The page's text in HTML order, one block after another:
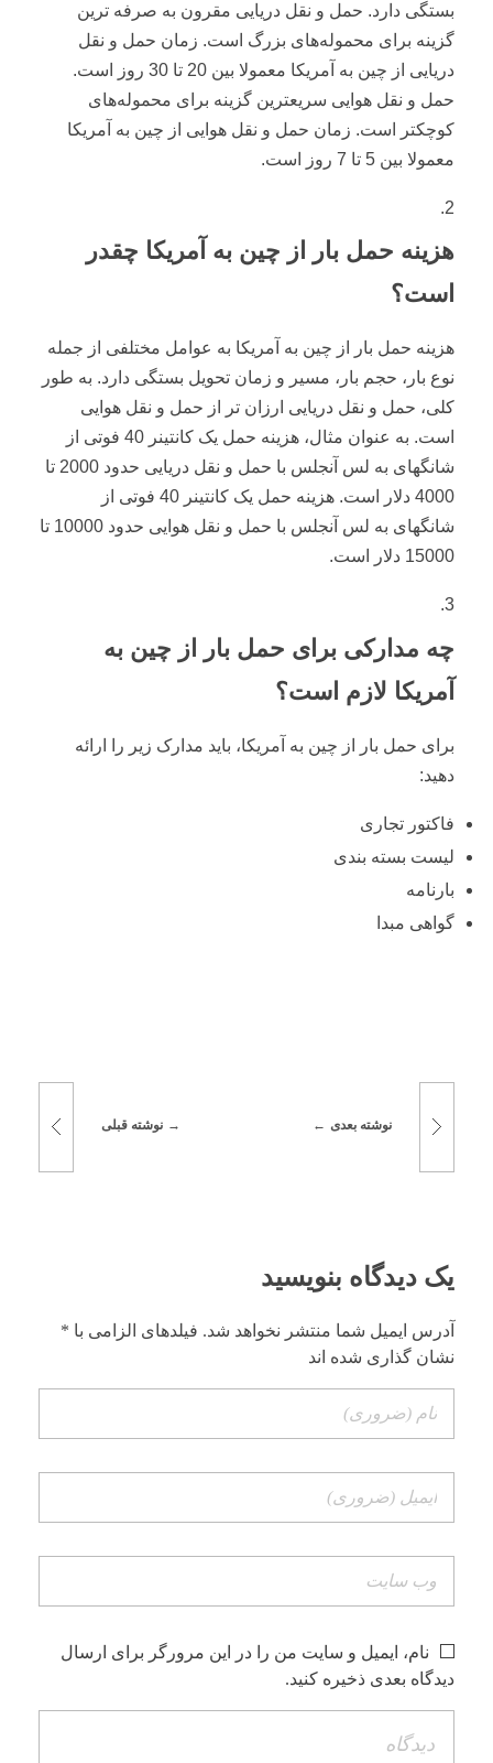
بستگی دارد. حمل و نقل دریایی مقرون به صرفه ترین
گزینه برای محموله‌های بزرگ است. زمان حمل و نقل
دریایی از چین به آمریکا معمولا بین 20 تا 30 روز است.
حمل و نقل هوایی سریعترین گزینه برای محموله‌های
کوچکتر است. زمان حمل و نقل هوایی از چین به آمریکا
معمولا بین 5 تا 7 روز است.
هزینه حمل بار از چین به آمریکا چقدر
است؟
هزینه حمل بار از چین به آمریکا به عوامل مختلفی از جمله
نوع بار، حجم بار، مسیر و زمان تحویل بستگی دارد. به طور
کلی، حمل و نقل دریایی ارزان تر از حمل و نقل هوایی
است. به عنوان مثال، هزینه حمل یک کانتینر 40 فوتی از
شانگهای به لس آنجلس با حمل و نقل دریایی حدود 2000 تا
4000 دلار است. هزینه حمل یک کانتینر 40 فوتی از
شانگهای به لس آنجلس با حمل و نقل هوایی حدود 10000 تا
15000 دلار است.
چه مدارکی برای حمل بار از چین به
آمریکا لازم است؟
برای حمل بار از چین به آمریکا، باید مدارک زیر را ارائه
دهید:
فاکتور تجاری
لیست بسته بندی
بارنامه
گواهی مبدا
نوشته قبلی نوشته بعدی
یک دیدگاه بنویسید
آدرس ایمیل شما منتشر نخواهد شد. فیلدهای الزامی با *
نشان گذاری شده اند
نام، ایمیل و سایت من را در این مرورگر برای ارسال
دیدگاه بعدی ذخیره کنید.